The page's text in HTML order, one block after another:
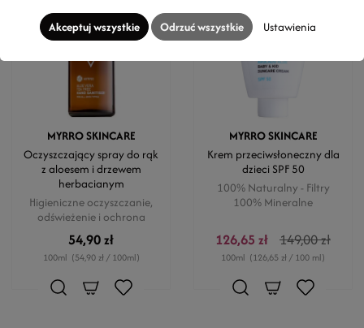
MYRRO SKINCARE
Oczyszczający spray do rąk
z aloesem i drzewem
herbacianym
Higieniczne oczyszczanie,
odświeżenie i ochrona
54,90 zł
100ml (54,90 zł / 100ml)
MYRRO SKINCARE
Krem przeciwsłoneczny dla
dzieci SPF 50
100% Naturalny - Filtry
100% Mineralne
126,65 zł 149,00 zł
100ml (126,65 zł / 100 ml)
Akceptuj wszystkie Odrzuć wszystkie Ustawienia